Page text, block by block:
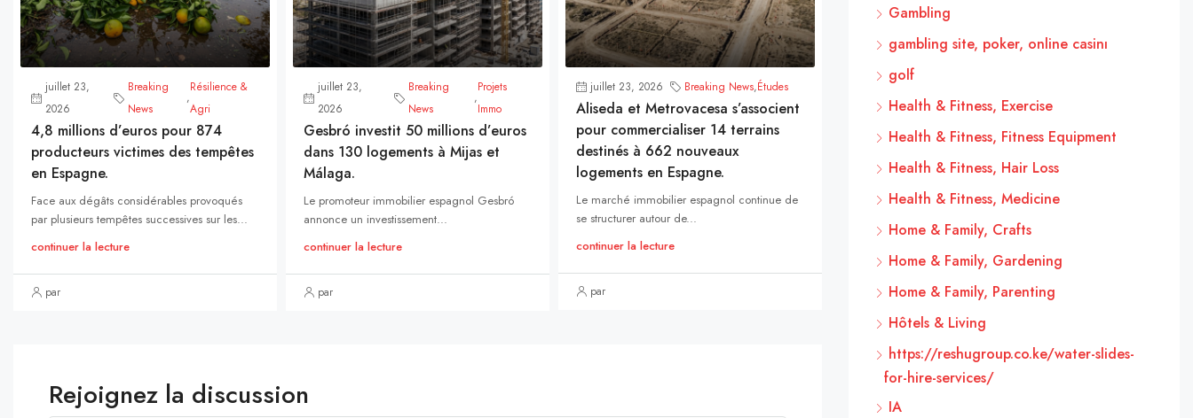
juillet 23,
2026
Breaking
News
,
Résilience &
Agri
4,8 millions d’euros pour 874
producteurs victimes des tempêtes
en Espagne.
Face aux dégâts considérables provoqués
par plusieurs tempêtes successives sur les...
continuer la lecture
par
juillet 23,
2026
Breaking
News
,
Projets
Immo
Gesbró investit 50 millions d’euros
dans 130 logements à Mijas et
Málaga.
Le promoteur immobilier espagnol Gesbró
annonce un investissement...
continuer la lecture
par
juillet 23, 2026 Breaking News,Études
Aliseda et Metrovacesa s’associent
pour commercialiser 14 terrains
destinés à 662 nouveaux
logements en Espagne.
Le marché immobilier espagnol continue de
se structurer autour de...
continuer la lecture
par
Rejoignez la discussion
Gambling
gambling site, poker, online casinı
golf
Health & Fitness, Exercise
Health & Fitness, Fitness Equipment
Health & Fitness, Hair Loss
Health & Fitness, Medicine
Home & Family, Crafts
Home & Family, Gardening
Home & Family, Parenting
Hôtels & Living
https://reshugroup.co.ke/water-slides-
for-hire-services/
IA